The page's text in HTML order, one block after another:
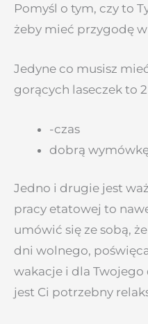
Pomyśl o tym, czy to
żeby mieć przygodę
Jedyne co musisz
gorących laseczek to
-czas
dobrą
Jedno i drugie jest
pracy etatowej to
umówić się ze sobą,
dni wolnego,
wakacje i dla
jest Ci potrzebny